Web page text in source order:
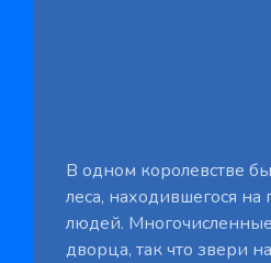
В одном королевстве
леса, находившегося на
людей.
дворца, так что звери